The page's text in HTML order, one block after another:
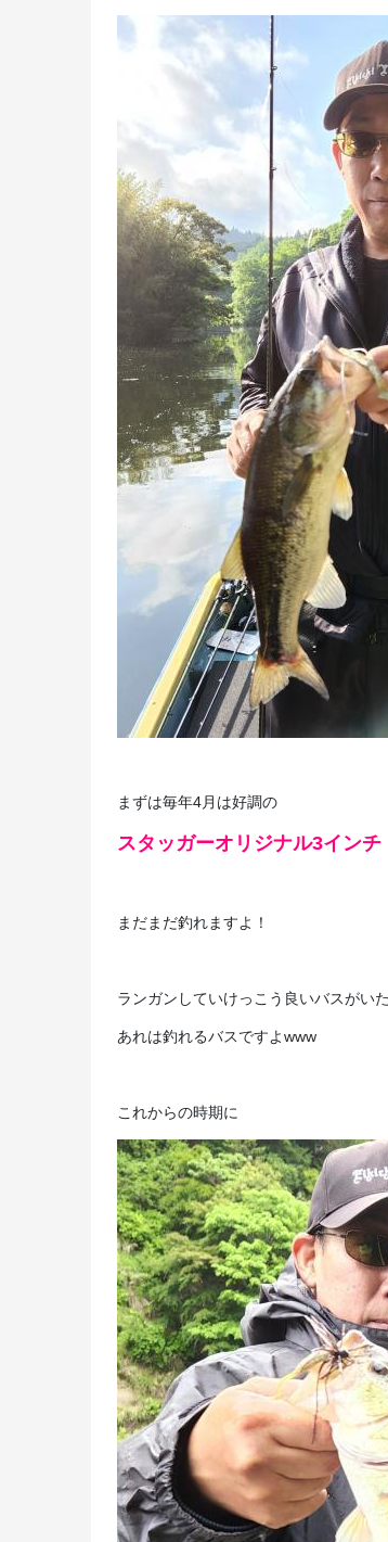
まずは毎年4月は好調の
スタッガーオリジナル3インチ
まだまだ釣れますよ！
ランガンしていけっこう良いバスがい
あれは釣れるバスですよwww
これからの時期に